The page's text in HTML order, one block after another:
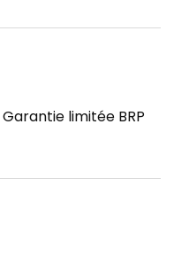
Garantie limitée BRP